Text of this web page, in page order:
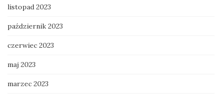
listopad 2023
październik 2023
czerwiec 2023
maj 2023
marzec 2023